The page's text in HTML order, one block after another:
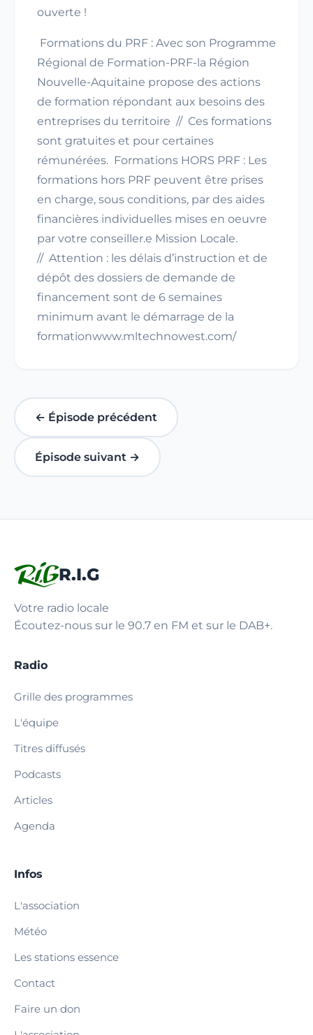
ouverte !
Formations du PRF : Avec son Programme
Régional de Formation-PRF-la Région
Nouvelle-Aquitaine propose des actions
de formation répondant aux besoins des
entreprises du territoire // Ces formations
sont gratuites et pour certaines
rémunérées. Formations HORS PRF : Les
formations hors PRF peuvent être prises
en charge, sous conditions, par des aides
financières individuelles mises en oeuvre
par votre conseiller.e Mission Locale.
// Attention : les délais d’instruction et de
dépôt des dossiers de demande de
financement sont de 6 semaines
minimum avant le démarrage de la
formationwww.mltechnowest.com/
← Épisode précédent
Épisode suivant →
R.I.G
Votre radio locale
Écoutez-nous sur le 90.7 en FM et sur le DAB+.
Radio
Grille des programmes
L'équipe
Titres diffusés
Podcasts
Articles
Agenda
Infos
L'association
Météo
Les stations essence
Contact
Faire un don